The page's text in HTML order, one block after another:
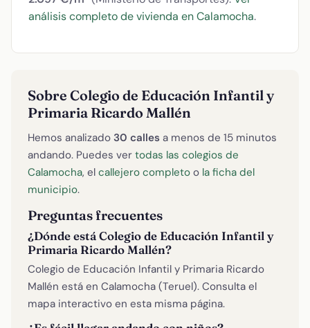
análisis completo de vivienda en Calamocha.
Sobre Colegio de Educación Infantil y
Primaria Ricardo Mallén
Hemos analizado 30 calles a menos de 15 minutos
andando. Puedes ver todas las colegios de
Calamocha, el callejero completo o la ficha del
municipio.
Preguntas frecuentes
¿Dónde está Colegio de Educación Infantil y
Primaria Ricardo Mallén?
Colegio de Educación Infantil y Primaria Ricardo
Mallén está en Calamocha (Teruel). Consulta el
mapa interactivo en esta misma página.